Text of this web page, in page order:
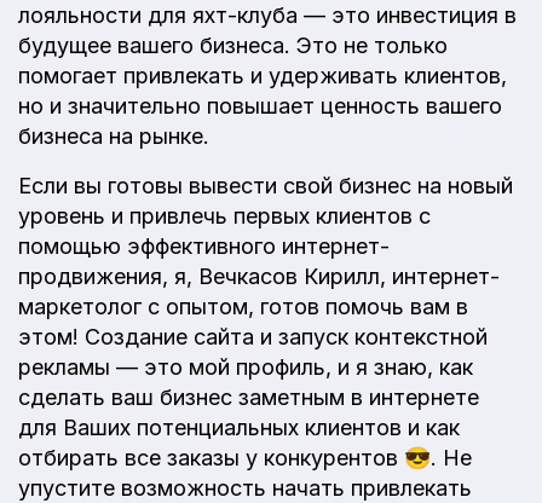
лояльности для яхт-клуба — это инвестиция в
будущее вашего бизнеса. Это не только
помогает привлекать и удерживать клиентов,
но и значительно повышает ценность вашего
бизнеса на рынке.
Если вы готовы вывести свой бизнес на новый
уровень и привлечь первых клиентов с
помощью эффективного интернет-
продвижения, я, Вечкасов Кирилл, интернет-
маркетолог с опытом, готов помочь вам в
этом! Создание сайта и запуск контекстной
рекламы — это мой профиль, и я знаю, как
сделать ваш бизнес заметным в интернете
для Ваших потенциальных клиентов и как
отбирать все заказы у конкурентов 😎. Не
упустите возможность начать привлекать